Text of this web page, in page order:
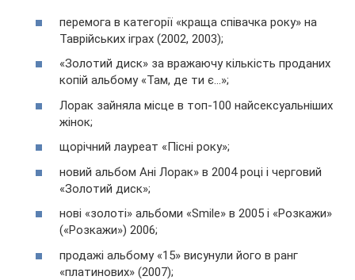
перемога в категорії «краща співачка року» на
Таврійських іграх (2002, 2003);
«Золотий диск» за вражаючу кількість проданих
копій альбому «Там, де ти є…»;
Лорак зайняла місце в топ-100 найсексуальніших
жінок;
щорічний лауреат «Пісні року»;
новий альбом Ані Лорак» в 2004 році і черговий
«Золотий диск»;
нові «золоті» альбоми «Smile» в 2005 і «Розкажи»
(«Розкажи») 2006;
продажі альбому «15» висунули його в ранг
«платинових» (2007);